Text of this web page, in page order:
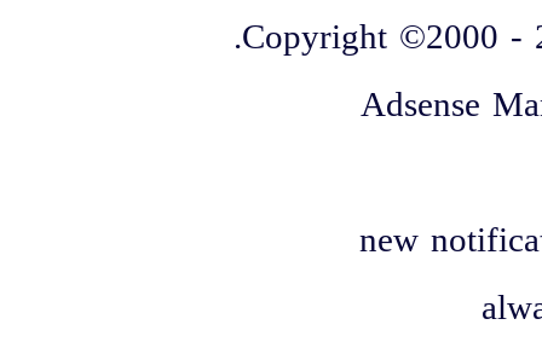
Copyright ©2000 -
Adsense
new